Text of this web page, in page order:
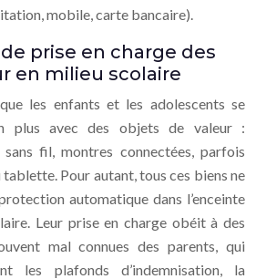
mobile, carte bancaire).
prise en charge des
en milieu scolaire
les enfants et les adolescents se
plus avec des objets de valeur :
sans fil, montres connectées, parfois
Pour autant, tous ces biens ne
automatique dans l’enceinte
Leur prise en charge obéit à des
mal connues des parents, qui
les plafonds d’indemnisation, la